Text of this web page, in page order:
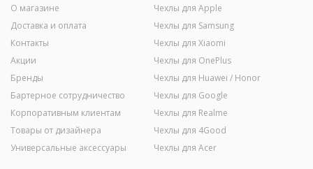
О магазине
Доставка и оплата
Контакты
Акции
Бренды
Бартерное сотрудничество
Корпоративным клиентам
Товары от дизайнера
Универсальные аксессуары
Чехлы для Apple
Чехлы для Samsung
Чехлы для Xiaomi
Чехлы для OnePlus
Чехлы для Huawei / Honor
Чехлы для Google
Чехлы для Realme
Чехлы для 4Good
Чехлы для Acer